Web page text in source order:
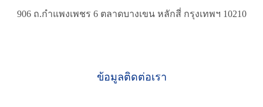
906 ถ.กำแพงเพชร 6 ตลาดบางเขน หลักสี่ กรุงเทพฯ 10210
ข้อมูลติดต่อเรา